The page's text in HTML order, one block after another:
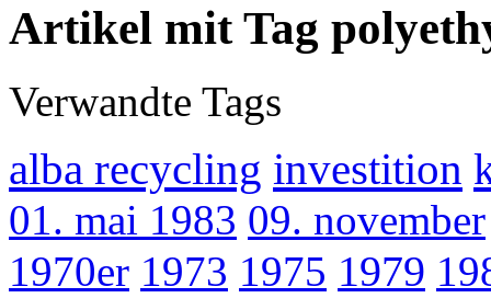
Artikel mit Tag
Verwandte Tags
alba recycling investition
01. mai 1983 09. november
1970er 1973 1975 1979